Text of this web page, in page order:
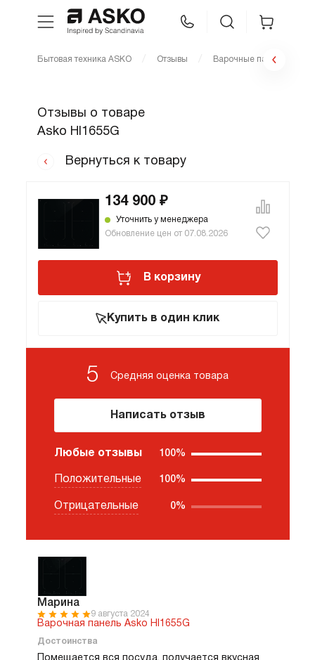
Техника для кухни
Уход за бельем
Asko Professional
Аксессуары
Бытовая техника ASKO Отзывы Варочные панели
Отзывы о товаре
Asko HI1655G
Вернуться к товару
Марина
9 августа 2024
Варочная панель Asko HI1655G
Достоинства
134 900 ₽
Уточнить у менеджера
Обновление цен от 07.08.2026
В корзину
Купить в один клик
5 Средняя оценка товара
Написать отзыв
Любые отзывы 100%
Положительные 100%
Отрицательные 0%